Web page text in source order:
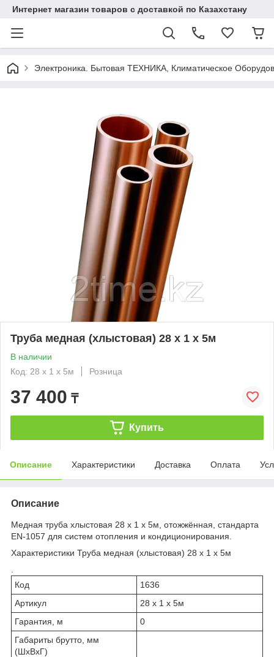
Интернет магазин товаров с доставкой по Казахстану
Электроника. Бытовая ТЕХНИКА, Климатическое
Труба медная (хлыстовая) 28 x 1 x 5м
В наличии
Код: 28 x 1 x 5м
Розница
37 400 ₸
Купить
Описание Характеристики Доставка Оплата
Описание
Медная труба хлыстовая 28 x 1 x 5м, отожжённая, стандарта
EN-1057 для систем отопления и кондиционирования.
Характеристики Труба медная (хлыстовая) 28 x 1 x 5м
Код
1636
Артикул
28 x 1 x 5м
Гарантия, м
0
Габариты брутто, мм
(ШxВxГ)